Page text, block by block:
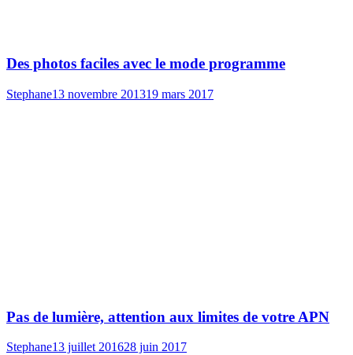
Des photos faciles avec le mode programme
Stephane13 novembre 201319 mars 2017
Pas de lumière, attention aux limites de votre APN
Stephane13 juillet 201628 juin 2017